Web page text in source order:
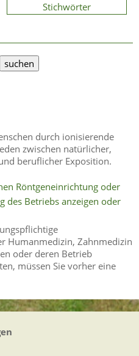
Stichwörter
durch ionisierende
zwischen natürlicher,
beruflicher Exposition.
Röntgeneinrichtung oder
des Betriebs anzeigen oder
Humanmedizin, Zahnmedizin
oder deren Betrieb
müssen Sie vorher eine